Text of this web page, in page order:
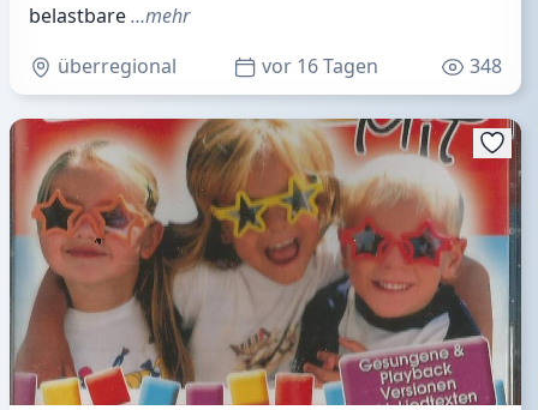
belastbare…mehr
überregional
vor 16 Tagen 348